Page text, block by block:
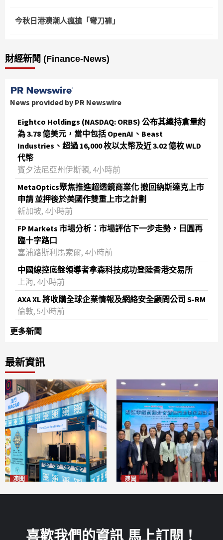
今秋日港澳潮人瘋搶「彎刀褲」
財經新聞 (Finance-News)
News provided by PR Newswire
Eightco Holdings (NASDAQ: ORBS) 公布其總持倉量約
為 3.78 億美元，當中包括 OpenAI、Beast
Industries、超過 16,000 枚以太幣及近 3.02 億枚 WLD
代幣
賓夕法尼亞州伊斯頓, 4小時前
MetaOptics聚焦推進超透鏡商業化 撤回納斯達克上市
申請 並押後於美國作雙重上市之計劃
新加坡, 4小時前
FP Markets 市場分析：市場評估下一步走勢，日圓再
臨十字路口
塞浦路斯利馬索爾, 4小時前
中國線控底盤領導者拿森科技成功登陸香港交易所
上海, 4小時前
AXA XL 將收購全球企業情報及網絡安全顧問公司 S-RM
倫敦, 5小時前
更多新聞
最新資訊
澳聞 澳聞
喜歡我們的資訊 馬上訂閱！